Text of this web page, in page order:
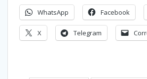
WhatsApp Facebook
X Telegram